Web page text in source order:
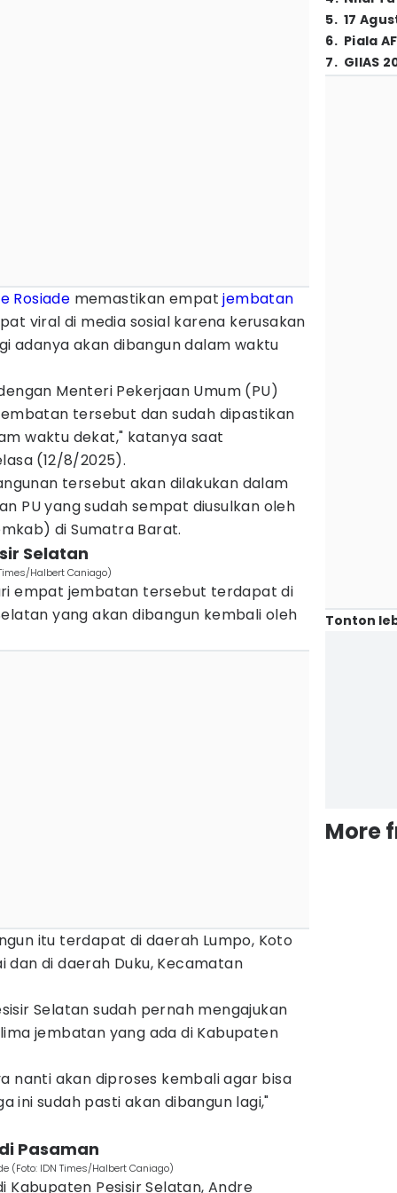
Rosiade memastikan empatjembatan
viral di media sosial karena kerusakan
adanya akan dibangun dalam waktu
Menteri Pekerjaan Umum (PU)
tersebut dan sudah dipastikan
waktu dekat," katanya saat
(12/8/2025).
tersebut akan dilakukan dalam
PU yang sudah sempat diusulkan oleh
di Sumatra Barat.
Selatan
Halbert Caniago)
empat jembatan tersebut terdapat di
yang akan dibangun kembali oleh
itu terdapat di daerah Lumpo, Koto
dan di daerah Duku, Kecamatan
Selatan sudah pernah mengajukan
jembatan yang ada di Kabupaten
nanti akan diproses kembali agar bisa
ini sudah pasti akan dibangun lagi,"
Pasaman
(Foto: IDN Times/Halbert Caniago)
Kabupaten Pesisir Selatan, Andre
5. 17
6. Piala
7. GIIAS
Tonton
More